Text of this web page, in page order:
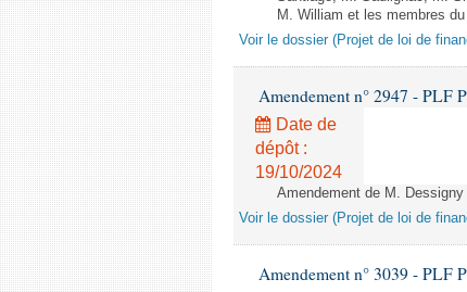
M. William et les membres
Voir le dossier (Projet de loi de
Amendement n° 2947 - PLF
Date de
dépôt :
19/10/2024
Amendement de M.
Voir le dossier (Projet de loi de
Amendement n° 3039 - PLF